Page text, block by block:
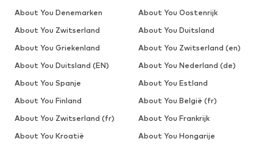
About You Denemarken
About You Oostenrijk
About You Zwitserland
About You Duitsland
About You Griekenland
About You Zwitserland (en)
About You Duitsland (EN)
About You Nederland (de)
About You Spanje
About You Estland
About You Finland
About You België (fr)
About You Zwitserland (fr)
About You Frankrijk
About You Kroatië
About You Hongarije